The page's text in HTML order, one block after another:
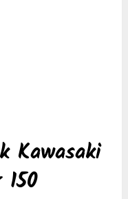
Kawasaki